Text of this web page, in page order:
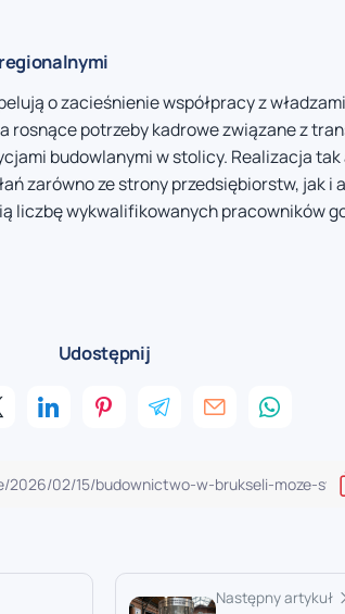
o zacieśnienie współpracy z
rosnące potrzeby kadrowe związane z
budowlanymi w stolicy. Realizacja
zarówno ze strony przedsiębiorstw, jak i
liczbę wykwalifikowanych pracowników
Udostępnij
Następny artykuł